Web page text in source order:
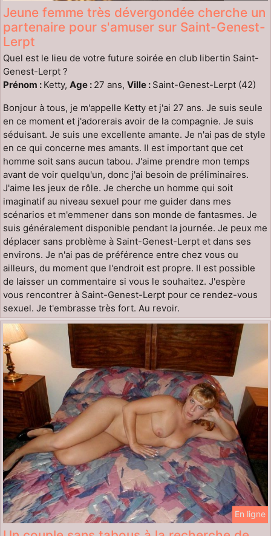
Jeune femme très dévergondée cherche un
partenaire pour s'amuser sur Saint-Genest-
Lerpt
Quel est le lieu de votre future soirée en club libertin Saint-
Genest-Lerpt ?
Prénom : Ketty, Age : 27 ans, Ville : Saint-Genest-Lerpt (42)
Bonjour à tous, je m'appelle Ketty et j'ai 27 ans. Je suis seule
en ce moment et j'adorerais avoir de la compagnie. Je suis
séduisant. Je suis une excellente amante. Je n'ai pas de style
en ce qui concerne mes amants. Il est important que cet
homme soit sans aucun tabou. J'aime prendre mon temps
avant de voir quelqu'un, donc j'ai besoin de préliminaires.
J'aime les jeux de rôle. Je cherche un homme qui soit
imaginatif au niveau sexuel pour me guider dans mes
scénarios et m'emmener dans son monde de fantasmes. Je
suis généralement disponible pendant la journée. Je peux me
déplacer sans problème à Saint-Genest-Lerpt et dans ses
environs. Je n'ai pas de préférence entre chez vous ou
ailleurs, du moment que l'endroit est propre. Il est possible
de laisser un commentaire si vous le souhaitez. J'espère
vous rencontrer à Saint-Genest-Lerpt pour ce rendez-vous
sexuel. Je t'embrasse très fort. Au revoir.
En ligne